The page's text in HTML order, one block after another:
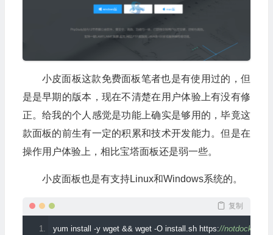
小皮面板这款免费面板笔者也是有使用过的，但
是是早期的版本，现在不清楚在用户体验上有没有修
正。给我的个人感觉是功能上确实是够用的，毕竟这
款面板的前生有一定的积累和技术开发能力。但是在
操作用户体验上，相比宝塔面板还是弱一些。
小皮面板也是有支持Linux和Windows系统的。
复制
yum install -y wget && wget -O install .sh https://